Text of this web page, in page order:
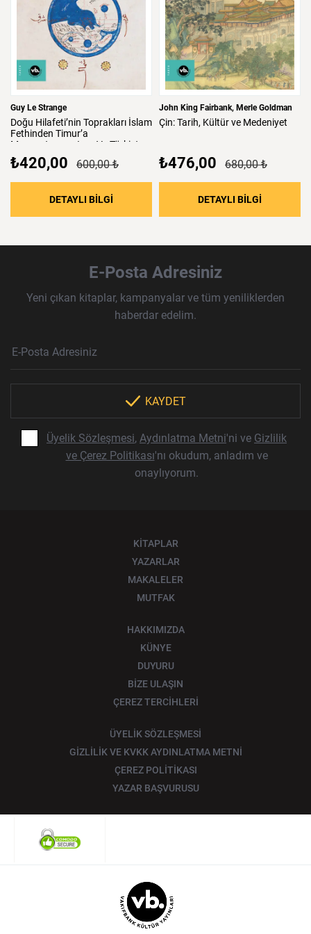
Guy Le Strange
Doğu Hilafeti’nin Toprakları İslam
Fethinden Timur’a
Mezopotamya,
Iran Ve Türkistan
₺420,00 600,00 ₺
DETAYLI BİLGİ : Doğu Hilafeti’nin Toprakları İslam
John King Fairbank Merle Goldman
Çin:Tarih, Kültürve Medeniyet
₺476,00 680,00 ₺
DETAYLI BİLGİ
E-Posta Adresiniz
Yeni çıkan kitaplar, kampanyalar ve tüm yeniliklerden
haberdar edelim.
Haber Bülteni Aboneliği
KAYDET
Üyelik Sözleşmesi, Aydınlatma Metni'ni ve Gizlilik
ve Çerez Politikası'nı okudum, anladım ve
onaylıyorum.
KİTAPLAR
YAZARLAR
MAKALELER
MUTFAK
HAKKIMIZDA
KÜNYE
DUYURU
BİZE ULAŞIN
ÇEREZ TERCİHLERİ
ÜYELİK SÖZLEŞMESİ
GİZLİLİK VE KVKK AYDINLATMA METNİ
ÇEREZ POLİTİKASI
YAZAR BAŞVURUSU